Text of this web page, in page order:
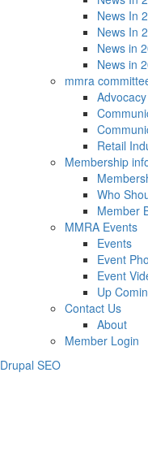
News In
News In
News in
News in
mmra
Retail
Membership
Who
Member
MMRA Events
Events
Event
Event
Up
Contact Us
About
Member Login
Drupal SEO